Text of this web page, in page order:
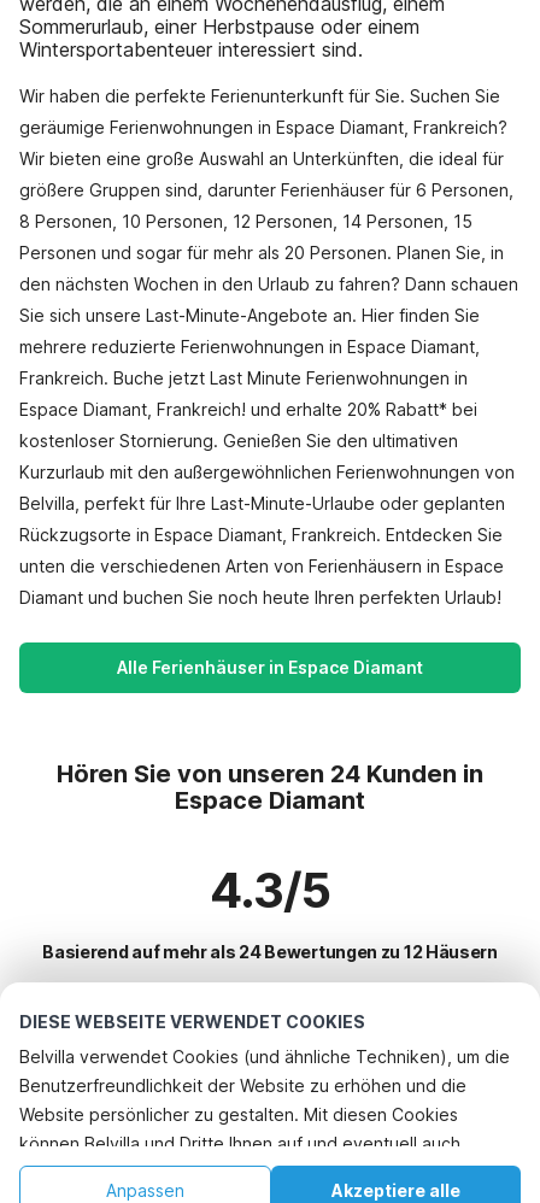
DIESE WEBSEITE VERWENDET COOKIES
Belvilla verwendet Cookies (und ähnliche Techniken), um die
Benutzerfreundlichkeit der Website zu erhöhen und die
Website persönlicher zu gestalten. Mit diesen Cookies
können Belvilla und Dritte Ihnen auf und eventuell auch
außerhalb unserer Website folgen, um Werbung Ihren
Akzeptiere alle
Anpassen
Sommerurlaub, einer Herbstpause oder einem
Wintersportabenteuer interessiert sind.
Wir haben die perfekte Ferienunterkunft für Sie. Suchen Sie
geräumige Ferienwohnungen in Espace Diamant, Frankreich?
Wir bieten eine große Auswahl an Unterkünften, die ideal für
größere Gruppen sind, darunter Ferienhäuser für 6 Personen,
8 Personen, 10 Personen, 12 Personen, 14 Personen, 15
Personen und sogar für mehr als 20 Personen. Planen Sie, in
den nächsten Wochen in den Urlaub zu fahren? Dann schauen
Sie sich unsere Last-Minute-Angebote an. Hier finden Sie
mehrere reduzierte Ferienwohnungen in Espace Diamant,
Frankreich. Buche jetzt Last Minute Ferienwohnungen in
Espace Diamant, Frankreich! und erhalte 20% Rabatt* bei
kostenloser Stornierung. Genießen Sie den ultimativen
Kurzurlaub mit den außergewöhnlichen Ferienwohnungen von
Belvilla, perfekt für Ihre Last-Minute-Urlaube oder geplanten
Rückzugsorte in Espace Diamant, Frankreich. Entdecken Sie
unten die verschiedenen Arten von Ferienhäusern in Espace
Diamant und buchen Sie noch heute Ihren perfekten Urlaub!
Alle Ferienhäuser in Espace Diamant
Hören Sie von unseren 24 Kunden in
Espace Diamant
4.3/5
Basierend auf mehr als 24 Bewertungen zu 12 Häusern
Beliebteste Reiseziele für Urlaub
Beliebte Ausstattungen für Urlaub in Espace diamant
Ferienhaus im Skigebiet
Urlaub mit Hund - Haustierfreundliche Ferienunterkünfte
Top-Regionen mit Top-Annehmlichkeiten für den Urlaub
Kinderfreundliche Ferienunterkünfte sudfrankreich
Top-Städte mit Top-Annehmlichkeiten für den Urlaub